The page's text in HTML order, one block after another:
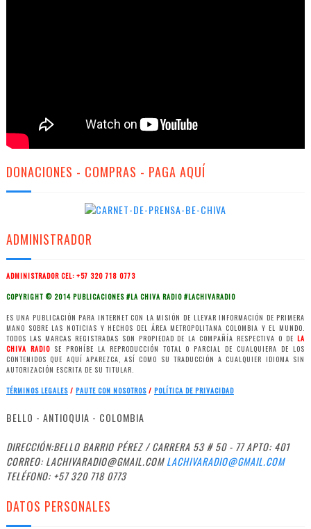
DONACIONES - COMPRAS - PAGA AQUÍ
ADMINISTRADOR
ADMINISTRADOR CEL: +57 320 718 0773
COPYRIGHT © 2014 PUBLICACIONES #LA CHIVA RADIO #LACHIVARADIO
ES UNA PUBLICACIÓN PARA INTERNET CON LA MISIÓN DE LLEVAR INFORMACIÓN DE PRIMERA
MANO SOBRE LAS NOTICIAS Y HECHOS DEL ÁREA METROPOLITANA COLOMBIA Y EL MUNDO.
TODOS LAS MARCAS REGISTRADAS SON PROPIEDAD DE LA COMPAÑÍA RESPECTIVA O DE LA
CHIVA RADIO SE PROHÍBE LA REPRODUCCIÓN TOTAL O PARCIAL DE CUALQUIERA DE LOS
CONTENIDOS QUE AQUÍ APAREZCA, ASÍ COMO SU TRADUCCIÓN A CUALQUIER IDIOMA SIN
AUTORIZACIÓN ESCRITA DE SU TITULAR.
TÉRMINOS LEGALES/ PAUTE CON NOSOTROS/ POLÍTICA DE PRIVACIDAD
BELLO - ANTIOQUIA - COLOMBIA
DIRECCIÓN:BELLO BARRIO PÉREZ / CARRERA 53 # 50 - 77 APTO: 401
CORREO: LACHIVARADIO@GMAIL.COMLACHIVARADIO@GMAIL.COM
TELÉFONO: +57 320 718 0773
DATOS PERSONALES